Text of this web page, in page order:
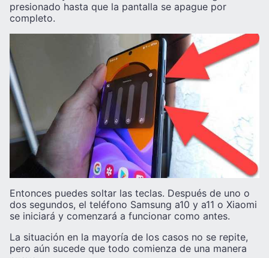
presionado hasta que la pantalla se apague por
completo.
Entonces puedes soltar las teclas. Después de uno o
dos segundos, el teléfono Samsung a10 y a11 o Xiaomi
se iniciará y comenzará a funcionar como antes.
La situación en la mayoría de los casos no se repite,
pero aún sucede que todo comienza de una manera